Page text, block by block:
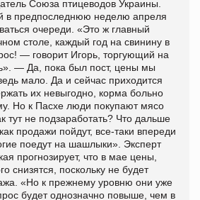
Союза птицеводов Украины.
в предпоследнюю неделю апреля
очереди. «Это ж главный
столе, каждый год на свинину в
— говорит Игорь, торгующий на
— Да, пока был пост, цены мы
мало. Да и сейчас приходится
их невыгодно, корма больно
Но к Пасхе люди покупают мясо
не подзаработать? Что дальше
продажи пойдут, все-таки впереди
поедут на шашлыки». Эксперт
прогнозирует, что в мае цены,
снизятся, поскольку не будет
«Но к прежнему уровню они уже
будет однозначно повыше, чем в